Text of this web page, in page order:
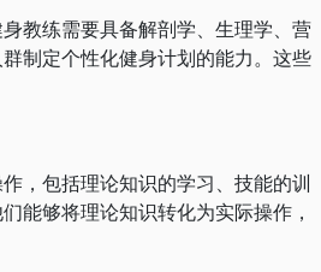
教练需要具备解剖学、生理学、营
制定个性化健身计划的能力。这些
，包括理论知识的学习、技能的训
能够将理论知识转化为实际操作，